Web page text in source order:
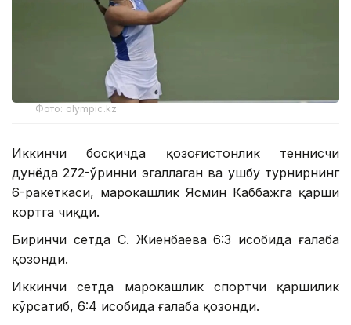
Фото: olympic.kz
Иккинчи босқичда қозоғистонлик теннисчи
дунёда 272-ўринни эгаллаган ва ушбу турнирнинг
6-ракеткаси, марокашлик Ясмин Каббажга қарши
кортга чиқди.
Биринчи сетда С. Жиенбаева 6:3 ҳисобида ғалаба
қозонди.
Иккинчи сетда марокашлик спортчи қаршилик
кўрсатиб, 6:4 ҳисобида ғалаба қозонди.